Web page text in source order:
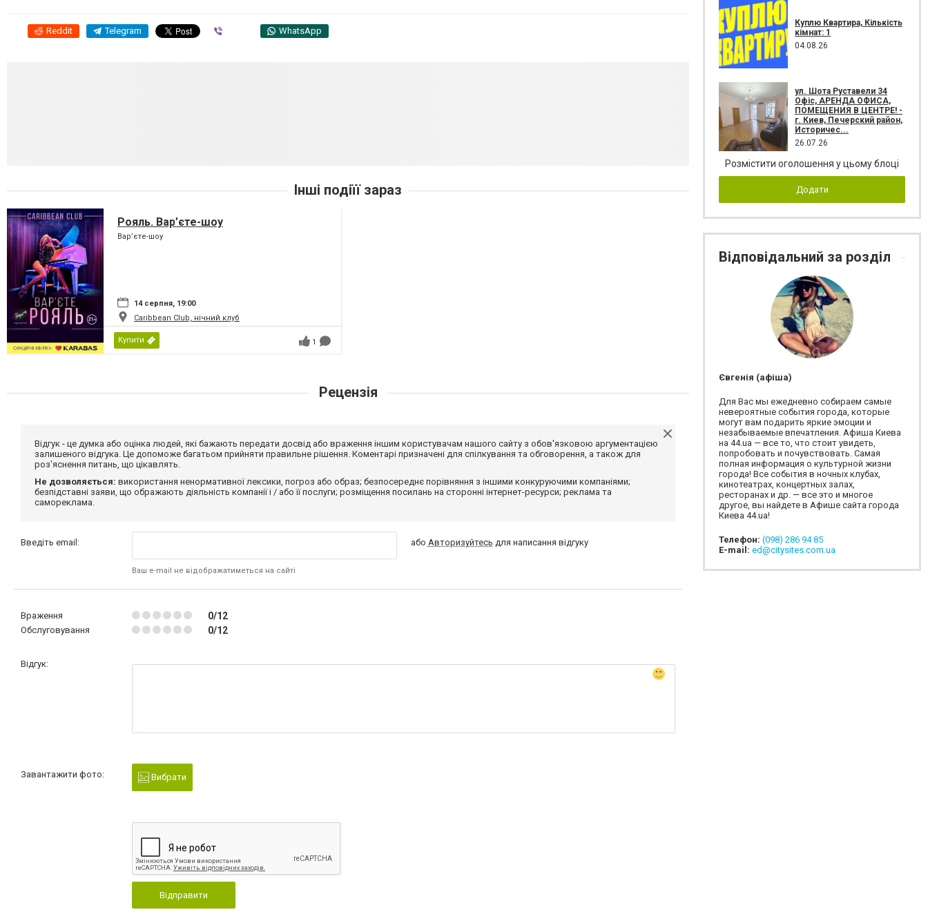
Reddit Telegram WhatsApp
Інші подіїї зараз
Рояль. Вар’єте-шоу
Вар’єте-шоу
14 серпня, 19:00
Caribbean Club, нічний клуб
Купити 1
Рецензія
Відгук - це думка або оцінка людей, які бажають передати досвід або враження іншим користувачам нашого сайту з обов'язковою аргументацією
залишеного відгука. Це допоможе багатьом прийняти правильне рішення. Коментарі призначені для спілкування та обговорення, а також для
роз'яснення питань, що цікавлять.
Не дозволяється: використання ненормативної лексики, погроз або образ; безпосереднє порівняння з іншими конкуруючими компаніями;
безпідставні заяви, що ображають діяльність компанії і / або її послуги; розміщення посилань на сторонні інтернет-ресурси; реклама та
самореклама.
Введіть email:
Ваш e-mail не відображатиметься на сайті
або Авторизуйтесь для написання відгуку
Враження 0/12
Обслуговування 0/12
Відгук:
Завантажити фото: Вибрати
Відправити
Куплю Квартира, Кількість
кімнат: 1
04.08.26
ул. Шота Руставели 34
Офіс, АРЕНДА ОФИСА,
ПОМЕЩЕНИЯ В ЦЕНТРЕ! -
г. Киев, Печерский район,
Историчес...
26.07.26
Розмістити оголошення у цьому блоці
Додати
Відповідальний за розділ
Євгенія (афіша)
Для Вас мы ежедневно собираем самые
невероятные события города, которые
могут вам подарить яркие эмоции и
незабываемые впечатления. Афиша Киева
на 44.ua — все то, что стоит увидеть,
попробовать и почувствовать. Самая
полная информация о культурной жизни
города! Все события в ночных клубах,
кинотеатрах, концертных залах,
ресторанах и др. — все это и многое
другое, вы найдете в Афише сайта города
Киева 44.ua!
Телефон: (098) 286 94 85
E-mail: ed@citysites.com.ua